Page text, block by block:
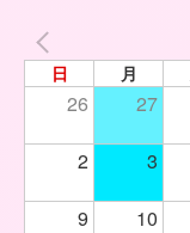
日 月
26 27
2 3
9 10